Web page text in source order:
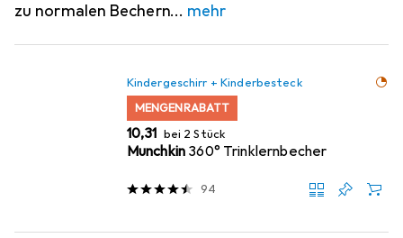
zu normalen Bechern
mehr
Kindergeschirr + Kinderbesteck
MENGENRABATT
EUR
10,31 bei 2 Stück
Munchkin 360° Trinklernbecher
94